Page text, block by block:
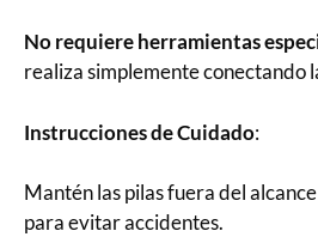
No requiere herramientas
realiza simplemente conectando
Instrucciones de Cuidado:
Mantén las pilas fuera del
para evitar accidentes.